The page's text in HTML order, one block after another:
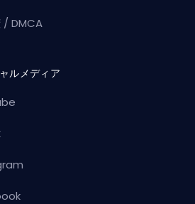
/ DMCA
ルメディア